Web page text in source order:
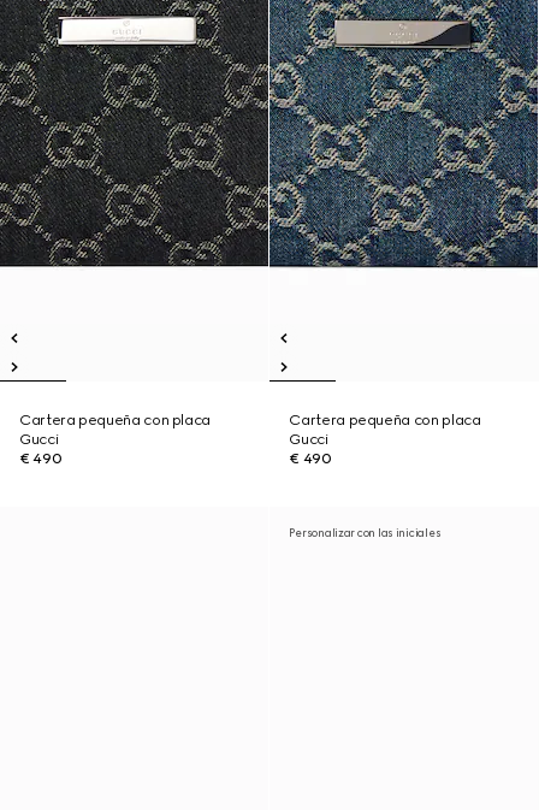
Cartera pequeña con placa
Gucci
€ 490
Cartera pequeña con placa
Gucci
€ 490
Personalizar con las iniciales